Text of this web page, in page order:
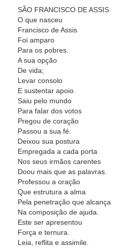
SÃO FRANCISCO DE ASSIS
O que nasceu
Francisco de Assis
Foi amparo
Para os pobres.
A sua opção
De vida;
Levar consolo
E sustentar apoio.
Saiu pelo mundo
Para falar dos votos
Pregou de coração
Passou a sua fé.
Deixou sua postura
Empregada a cada porta
Nos seus irmãos carentes
Doou mais que as palavras.
Professou a oração
Que estrutura a alma
Pela penetração que alcança
Na composição de ajuda.
Este ser apresentou
Força e ternura.
Leia, reflita e assimile.